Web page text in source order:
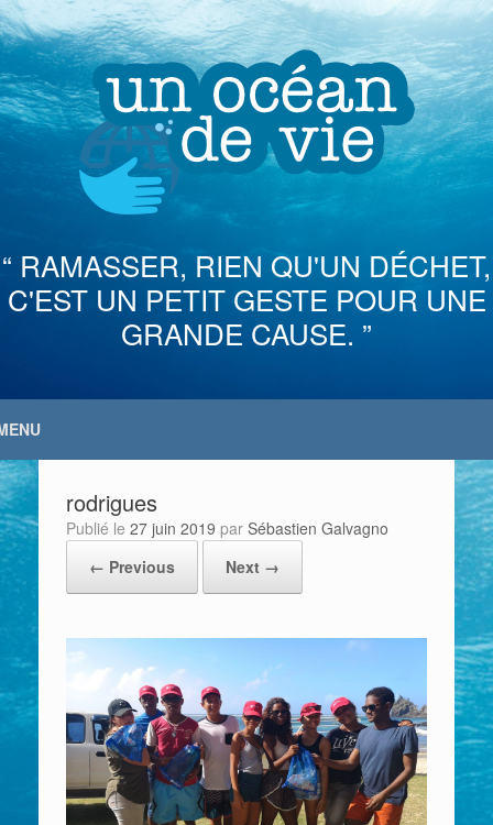
Skip
to
content
“ RAMASSER, RIEN QU'UN DÉCHET,
C'EST UN PETIT GESTE POUR UNE
GRANDE CAUSE. ”
rodrigues
Publié le 27 juin 2019 par Sébastien Galvagno
← Previous
Next →